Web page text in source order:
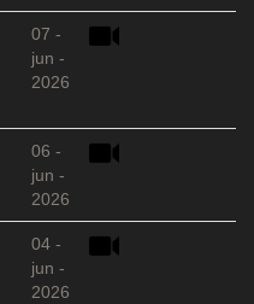
07 -
jun -
2026
06 -
jun -
2026
04 -
jun -
2026